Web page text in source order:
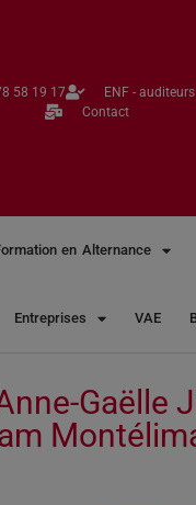
58 19 17​
ENF -
Contact
en Alternance
Entreprises VAE
Gaëlle